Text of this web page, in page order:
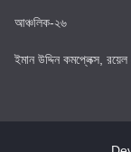
আঞ্চলিক-২৬
ইমান উদ্দিন কমপ্লেক্স,